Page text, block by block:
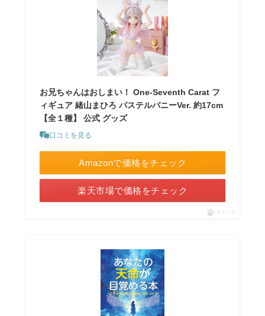
お兄ちゃんはおしまい！ One-Seventh Carat フ
ィギュア 緒山まひろ パステルバニーVer. 約17cm
【全１種】 公式 グッズ
口コミを見る
Amazonで価格をチェック
楽天市場で価格をチェック
ポチップ